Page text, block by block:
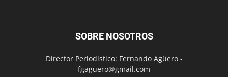
SOBRE NOSOTROS
Director Periodístico: Fernando Agüero -
fgaguero@gmail.com